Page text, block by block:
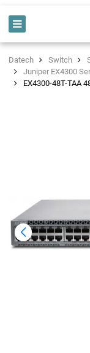
Datech Switch
Juniper EX4300
EX4300-48T-TAA